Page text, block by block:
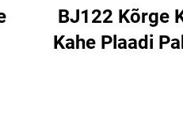
BJ122 Kõrge
Kahe Plaadi